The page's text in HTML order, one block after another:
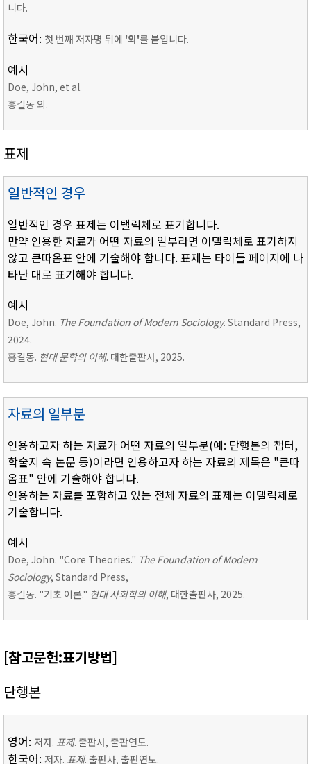
니다.
한국어: 첫 번째 저자명 뒤에 '외'를 붙입니다.
예시
Doe, John, et al.
홍길동 외.
표제
일반적인 경우
일반적인 경우 표제는 이탤릭체로 표기합니다.
만약 인용한 자료가 어떤 자료의 일부라면 이탤릭체로 표기하지
않고 큰따옴표 안에 기술해야 합니다. 표제는 타이틀 페이지에 나
타난 대로 표기해야 합니다.
예시
Doe, John. The Foundation of Modern Sociology. Standard Press,
2024.
홍길동. 현대 문학의 이해. 대한출판사, 2025.
자료의 일부분
인용하고자 하는 자료가 어떤 자료의 일부분(예: 단행본의 챕터,
학술지 속 논문 등)이라면 인용하고자 하는 자료의 제목은 "큰따
옴표" 안에 기술해야 합니다.
인용하는 자료를 포함하고 있는 전체 자료의 표제는 이탤릭체로
기술합니다.
예시
Doe, John. "Core Theories." The Foundation of Modern
Sociology, Standard Press,
홍길동. "기초 이론." 현대 사회학의 이해, 대한출판사, 2025.
[참고문헌:표기방법]
단행본
영어: 저자. 표제. 출판사, 출판연도.
한국어: 저자. 표제. 출판사, 출판연도.